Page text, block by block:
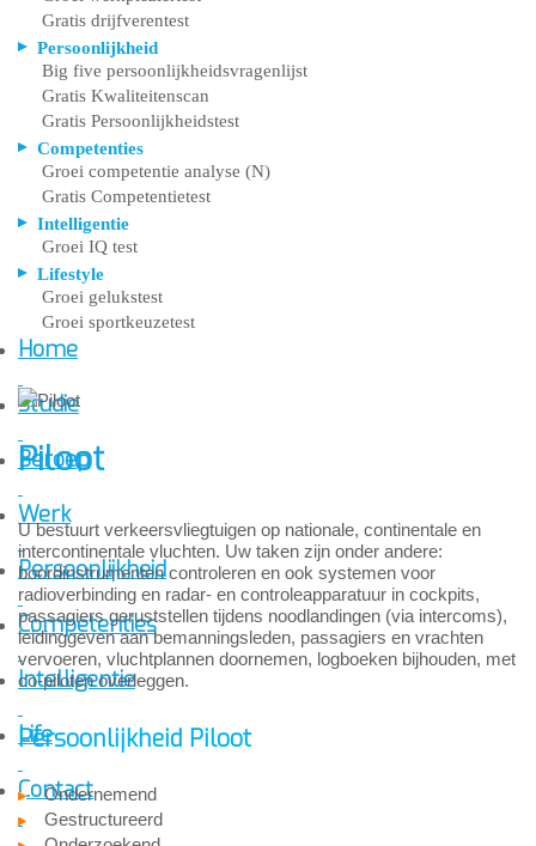
Gratis drijfverentest
Persoonlijkheid
Big five persoonlijkheidsvragenlijst
Gratis Kwaliteitenscan
Gratis Persoonlijkheidstest
Competenties
Groei competentie analyse (N)
Gratis Competentietest
Intelligentie
Groei IQ test
Lifestyle
Groei gelukstest
Groei sportkeuzetest
Home
Studie
Beroep
Werk
Persoonlijkheid
Competenties
Intelligentie
Life
Contact
Piloot
U bestuurt verkeersvliegtuigen op nationale, continentale en
intercontinentale vluchten. Uw taken zijn onder andere:
boordinstrumenten controleren en ook systemen voor
radioverbinding en radar- en controleapparatuur in cockpits,
passagiers geruststellen tijdens noodlandingen (via intercoms),
leidinggeven aan bemanningsleden, passagiers en vrachten
vervoeren, vluchtplannen doornemen, logboeken bijhouden, met
co-piloten overleggen.
Persoonlijkheid Piloot
Ondernemend
Gestructureerd